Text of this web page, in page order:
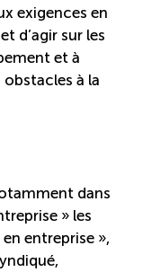
exigences en
d’agir sur les
et à
obstacles à la
dans
» les
entreprise »,